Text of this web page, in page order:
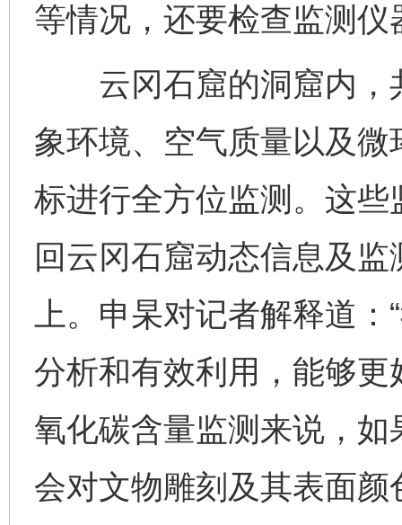
等情况，还要检查监测仪
云冈石窟的洞窟内，
象环境、空气质量以及
标进行全方位监测。这
回云冈石窟动态信息及
上。申杲对记者解释道
分析和有效利用，能够
氧化碳含量监测来说，
会对文物雕刻及其表面